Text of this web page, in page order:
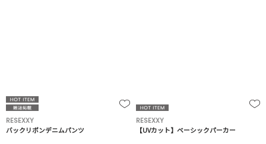
RESEXXY
バックリボンデニムパンツ
RESEXXY
【UVカット】ベーシックパーカー